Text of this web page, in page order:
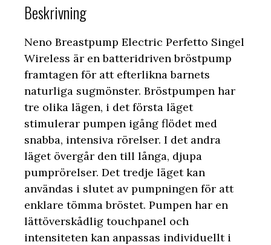
Beskrivning
Neno Breastpump Electric Perfetto Singel
Wireless är en batteridriven bröstpump
framtagen för att efterlikna barnets
naturliga sugmönster. Bröstpumpen har
tre olika lägen, i det första läget
stimulerar pumpen igång flödet med
snabba, intensiva rörelser. I det andra
läget övergår den till långa, djupa
pumprörelser. Det tredje läget kan
användas i slutet av pumpningen för att
enklare tömma bröstet. Pumpen har en
lättöverskådlig touchpanel och
intensiteten kan anpassas individuellt i